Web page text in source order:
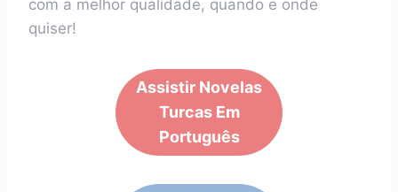
com a melhor qualidade, quando e onde
quiser!
Assistir Novelas
Turcas Em
Português